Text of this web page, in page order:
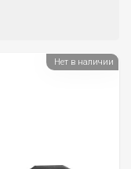
Нет в наличии